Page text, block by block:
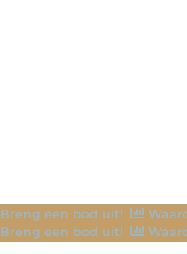
Breng een bod uit!
Breng een bod uit!